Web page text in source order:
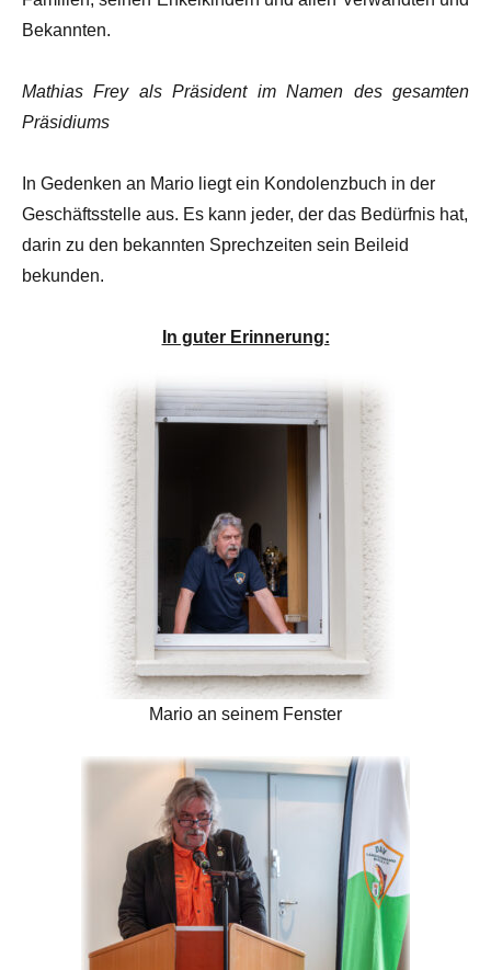
Bekannten.
Mathias Frey als Präsident im Namen des gesamten
Präsidiums
In Gedenken an Mario liegt ein Kondolenzbuch in der
Geschäftsstelle aus. Es kann jeder, der das Bedürfnis hat,
darin zu den bekannten Sprechzeiten sein Beileid
bekunden.
In guter Erinnerung:
Mario an seinem Fenster